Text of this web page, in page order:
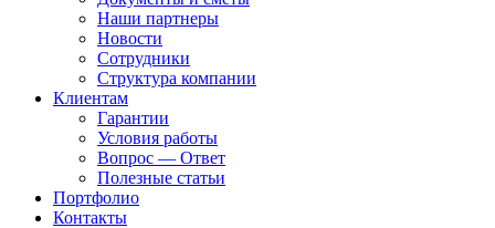
Наши партнеры
Новости
Сотрудники
Структура компании
Клиентам
Гарантии
Условия работы
Вопрос — Ответ
Полезные статьи
Портфолио
Контакты